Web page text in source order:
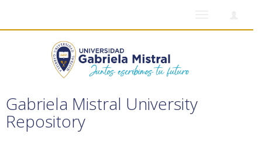
Gabriela Mistral University
Repository